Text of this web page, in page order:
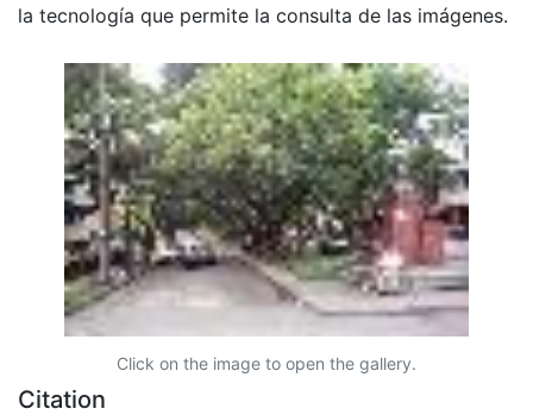
la tecnología que permite la consulta de las imágenes.
Click on the image to open the gallery.
Citation